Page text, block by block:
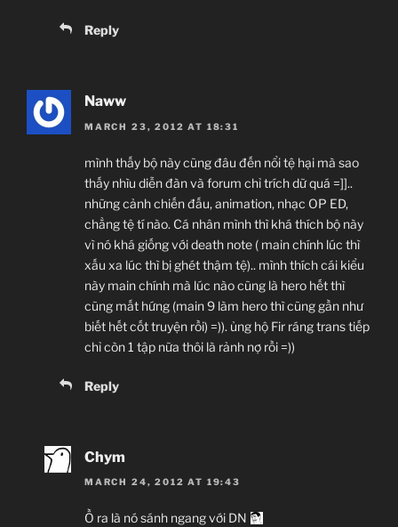
Reply
Naww
MARCH 23, 2012 AT 18:31
mình thấy bộ này cũng đâu đến nổi tệ hại mà sao
thấy nhìu diễn đàn và forum chỉ trích dữ quá =]]..
những cảnh chiến đấu, animation, nhạc OP ED,
chẳng tệ tí nào. Cá nhân mình thì khá thích bộ này
vì nó khá giống với death note ( main chính lúc thì
xấu xa lúc thì bị ghét thậm tệ).. mình thích cái kiểu
này main chính mà lúc nào cũng là hero hết thì
cũng mất hứng (main 9 làm hero thì cũng gần như
biết hết cốt truyện rồi) =)). ủng hộ Fir ráng trans tiếp
chỉ còn 1 tập nữa thôi là rảnh nợ rồi =))
Reply
Chym
MARCH 24, 2012 AT 19:43
Ồ ra là nó sánh ngang với DN